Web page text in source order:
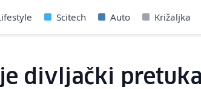
Scitech Auto Križaljka
divljački